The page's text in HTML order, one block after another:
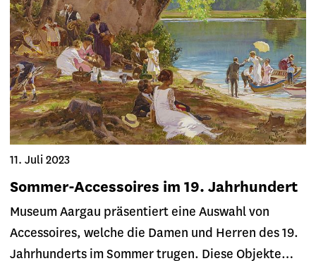
11. Juli 2023
Sommer-Accessoires im 19. Jahrhundert
Museum Aargau präsentiert eine Auswahl von
Accessoires, welche die Damen und Herren des 19.
Jahrhunderts im Sommer trugen. Diese Objekte…